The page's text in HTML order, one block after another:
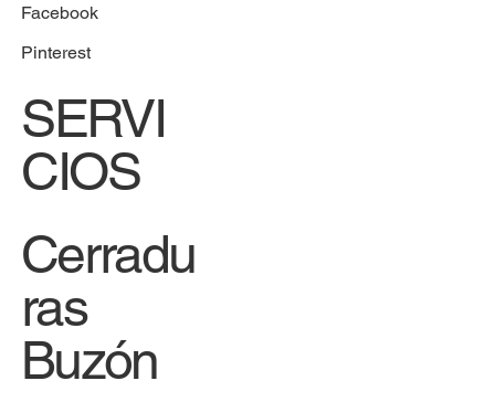
Facebook
Pinterest
SERVI
CIOS
Cerradu
ras
Buzón